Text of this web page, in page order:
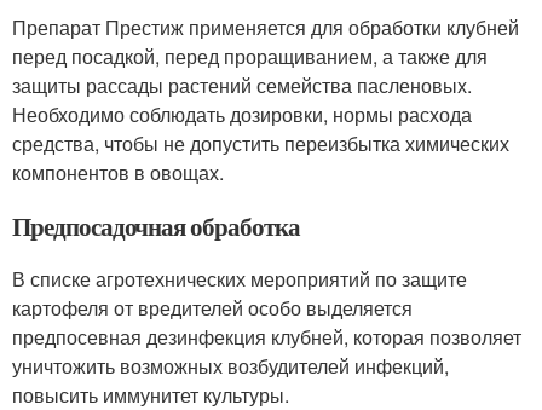
Препарат Престиж применяется для обработки клубней
перед посадкой, перед проращиванием, а также для
защиты рассады растений семейства пасленовых.
Необходимо соблюдать дозировки, нормы расхода
средства, чтобы не допустить переизбытка химических
компонентов в овощах.
Предпосадочная обработка
В списке агротехнических мероприятий по защите
картофеля от вредителей особо выделяется
предпосевная дезинфекция клубней, которая позволяет
уничтожить возможных возбудителей инфекций,
повысить иммунитет культуры.